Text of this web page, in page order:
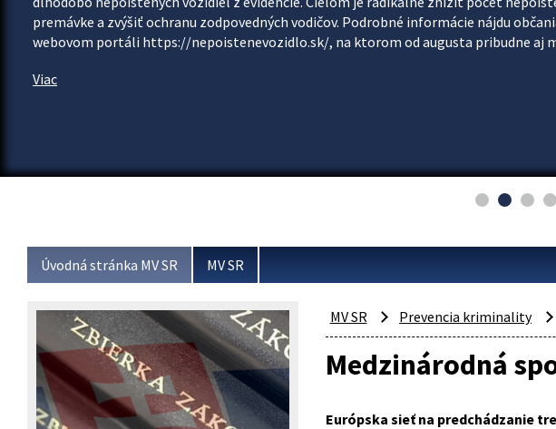
premávke a zvýšiť ochranu zodpovedných vodičov. Podrobné informácie nájdu
webovom portáli https://nepoistenevozidlo.sk/, na ktorom od augusta pribudne aj
Viac
Úvodná stránka MV SR MV SR
MV SR Prevencia kriminality
Medzinárodná
Európska sieť na predchádzanie